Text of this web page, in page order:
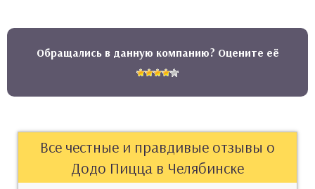
Обращались в данную компанию? Оцените её
Все честные и правдивые отзывы о
Додо Пицца в Челябинске